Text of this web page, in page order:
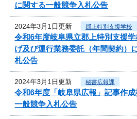
に関する一般競争入札公告
2024年3月1日更新 郡上特別支援学校
令和6年度岐阜県立郡上特別支援
げ及び運行業務委託（年間契約）
札公告
2024年3月1日更新 秘書広報課
令和6年度「岐阜県広報」記事作
一般競争入札公告